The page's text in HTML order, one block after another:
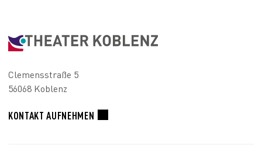
Clemensstraße 5
56068 Koblenz
KONTAKT AUFNEHMEN